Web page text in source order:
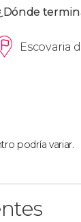
Escovaria
podría variar.